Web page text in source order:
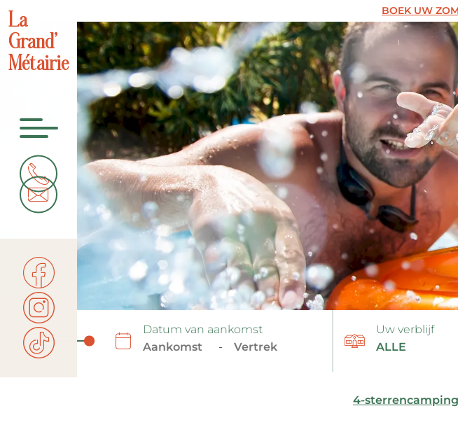
BOEK UW
La
Grand’
Métairie
Datum van aankomst
-
Uw verblijf
4-